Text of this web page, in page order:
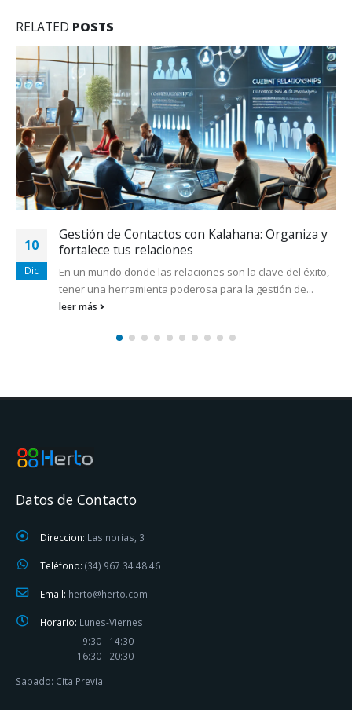
RELATED POSTS
11
Jun
Donde el tiempo y la productividad se
encuentran: Kalahana, tu aliado perfecto
En el mundo empresarial, el tiempo y la productividad son
los pilares del éxito. Cuando ambos se gestionan de...
leer más
Datos de Contacto
Direccion: Las norias, 3
Teléfono: (34) 967 34 48 46
Email: herto@herto.com
Horario: Lunes-Viernes
9:30 - 14:30
16:30 - 20:30
Sabado: Cita Previa